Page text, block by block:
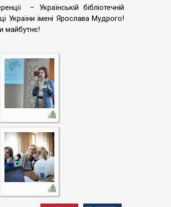
– Українській бібліотечній
України імені Ярослава Мудрого!
майбутнє!